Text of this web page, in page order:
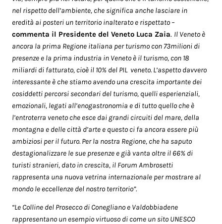
nel rispetto dell’ambiente, che significa anche lasciare in
eredità ai posteri un territorio inalterato e rispettato –
commenta il Presidente del Veneto Luca Zaia. Il Veneto è
ancora la prima Regione italiana per turismo con 73milioni di
presenze e la prima industria in Veneto è il turismo, con 18
miliardi di fatturato, cioè il 10% del PIL veneto. L’aspetto davvero
interessante è che stiamo avendo una crescita importante dei
cosiddetti percorsi secondari del turismo, quelli esperienziali,
emozionali, legati all’enogastronomia e di tutto quello che è
l’entroterra veneto che esce dai grandi circuiti del mare, della
montagna e delle città d’arte e questo ci fa ancora essere più
ambiziosi per il futuro. Per la nostra Regione, che ha saputo
destagionalizzare le sue presenze e già vanta oltre il 66% di
turisti stranieri, dato in crescita, il Forum Ambrosetti
rappresenta una nuova vetrina internazionale per mostrare al
mondo le eccellenze del nostro territorio”.
“Le Colline del Prosecco di Conegliano e Valdobbiadene
rappresentano un esempio virtuoso di come un sito UNESCO